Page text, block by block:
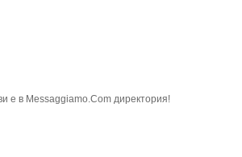
е в Messaggiamo.Com директория!